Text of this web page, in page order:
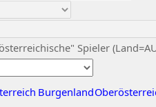
Spieler
Burgenland